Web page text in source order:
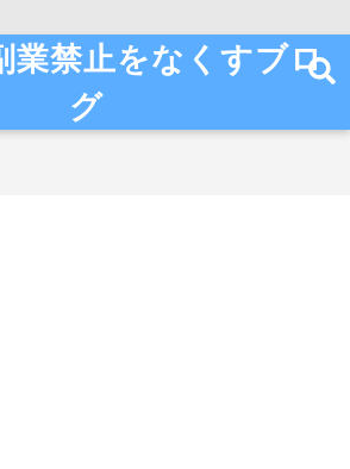
業禁止をなくすブロ
グ